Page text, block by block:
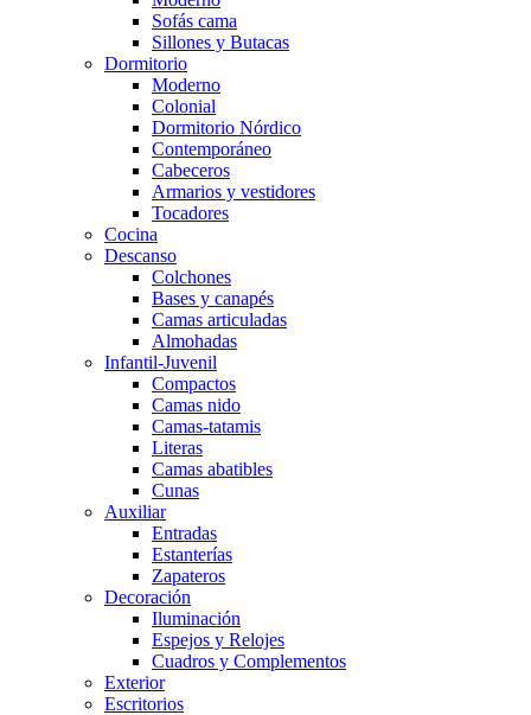
Sofás cama
Sillones y Butacas
Dormitorio
Moderno
Colonial
Dormitorio Nórdico
Contemporáneo
Cabeceros
Armarios y vestidores
Tocadores
Cocina
Descanso
Colchones
Bases y canapés
Camas articuladas
Almohadas
Infantil-Juvenil
Compactos
Camas nido
Camas-tatamis
Literas
Camas abatibles
Cunas
Auxiliar
Entradas
Estanterías
Zapateros
Decoración
Iluminación
Espejos y Relojes
Cuadros y Complementos
Exterior
Escritorios